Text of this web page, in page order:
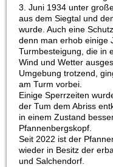
3. Juni 1934 unter
aus dem Siegtal und
wurde. Auch eine
denn man erhob einige
Turmbesteigung, die in
Wind und Wetter
Umgebung trotzend,
am Turm vorbei.
Einige Sperrzeiten
der Tum dem Abriss
in einem Zustand
Pfannenbergskopf.
Seit 2022 ist der
wieder in Besitz der
und Salchendorf.